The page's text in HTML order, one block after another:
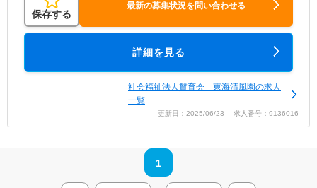
保存する
最新の募集状況を問い合わせる
詳細を見る
社会福祉法人賛育会 東海清風園の求人
一覧
更新日：2025/06/23 求人番号：9136016
1